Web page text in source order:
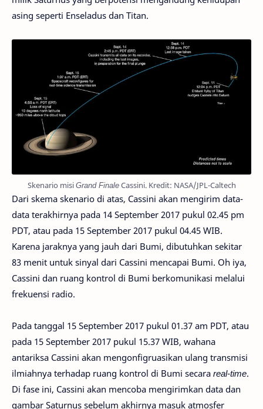
asing seperti Enseladus dan Titan.
Skenario misiGrand FinaleCassini. Kredit: NASA/JPL-Caltech
Dari skema skenario di atas, Cassini akan mengirim data-
data terakhirnya pada 14 September 2017 pukul 02.45 pm
PDT, atau pada 15 September 2017 pukul 04.45 WIB.
Karena jaraknya yang jauh dari Bumi, dibutuhkan sekitar
83 menit untuk sinyal dari Cassini mencapai Bumi. Oh iya,
Cassini dan ruang kontrol di Bumi berkomunikasi melalui
frekuensi radio.
Pada tanggal 15 September 2017 pukul 01.37 am PDT, atau
pada 15 September 2017 pukul 15.37 WIB, wahana
antariksa Cassini akan mengonfigruasikan ulang transmisi
ilmiahnya terhadap ruang kontrol di Bumi secara real-time.
Di fase ini, Cassini akan mencoba mengirimkan data dan
gambar Saturnus sebelum akhirnya masuk atmosfer